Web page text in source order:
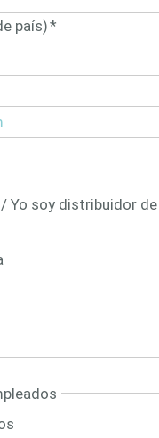
país)*
Yo soy distribuidor de